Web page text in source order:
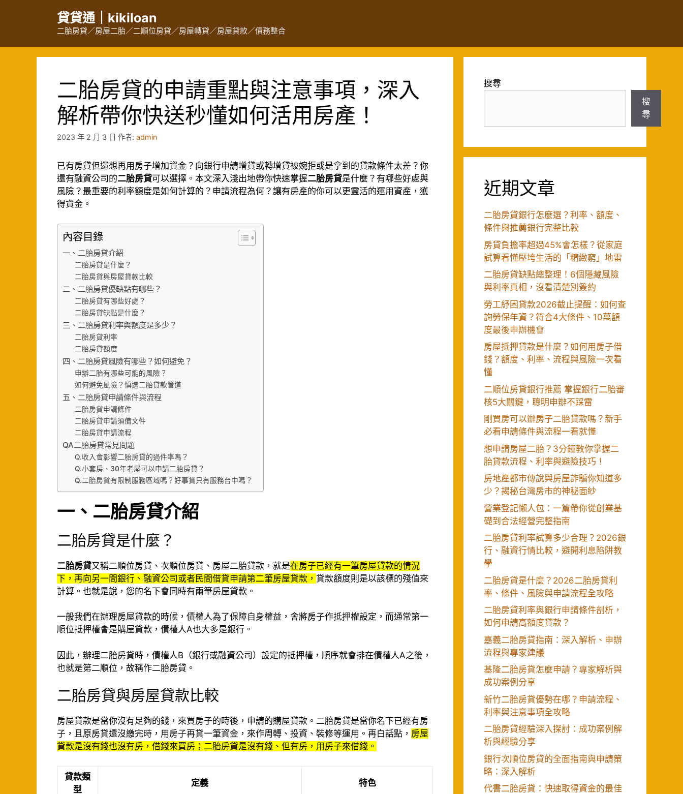
貸貸通｜kikiloan
二胎房貸／房屋二胎／二順位房貸／房屋轉貸／房屋貸款／債務整合
二胎房貸的申請重點與注意事項，深入
解析帶你快送秒懂如何活用房產！
2023 年 2 月 3 日 作者: admin
已有房貸但還想再用房子增加資金？向銀行申請增貸或轉增貸被婉拒或是拿到的貸款條件太差？你
還有融資公司的二胎房貸可以選擇。本文深入淺出地帶你快速掌握二胎房貸是什麼？有哪些好處與
風險？最重要的利率額度是如何計算的？申請流程為何？讓有房產的你可以更靈活的運用資產，獲
得資金。
內容目錄
一、二胎房貸介紹
二胎房貸是什麼？
二胎房貸與房屋貸款比較
二、二胎房貸優缺點有哪些？
二胎房貸有哪些好處？
二胎房貸缺點是什麼？
三、二胎房貸利率與額度是多少？
二胎房貸利率
二胎房貸額度
四、二胎房貸風險有哪些？如何避免？
申辦二胎有哪些可能的風險？
如何避免風險？慎選二胎貸款管道
五、二胎房貸申請條件與流程
二胎房貸申請條件
二胎房貸申請須備文件
二胎房貸申請流程
QA二胎房貸常見問題
Q.收入會影響二胎房貸的過件率嗎？
Q.小套房、30年老屋可以申請二胎房貸？
Q.二胎房貸有限制服務區域嗎？好事貸只有服務台中嗎？
一、二胎房貸介紹
二胎房貸是什麼？
二胎房貸又稱二順位房貸、次順位房貸、房屋二胎貸款，就是在房子已經有一筆房屋貸款的情況
下，再向另一間銀行、融資公司或者民間借貸申請第二筆房屋貸款， 貸款額度則是以該標的殘值來
計算。也就是說，您的名下會同時有兩筆房屋貸款。
一般我們在辦理房屋貸款的時候，債權人為了保障自身權益，會將房子作抵押權設定，而通常第一
順位抵押權會是購屋貸款，債權人A也大多是銀行。
因此，辦理二胎房貸時，債權人B（銀行或融資公司）設定的抵押權，順序就會排在債權人A之後，
也就是第二順位，故稱作二胎房貸。
二胎房貸與房屋貸款比較
房屋貸款是當你沒有足夠的錢，來買房子的時後，申請的購屋貸款。二胎房貸是當你名下已經有房
子，且原房貸還沒繳完時，用房子再貸一筆資金，來作周轉、投資、裝修等運用。再白話點， 房屋
貸款是沒有錢也沒有房，借錢來買房；二胎房貸是沒有錢、但有房，用房子來借錢。
貸款類
型
定義 特色
搜尋
搜
尋
近期文章
二胎房貸銀行怎麼選？利率、額度、
條件與推薦銀行完整比較
房貸負擔率超過45%會怎樣？從家庭
試算看懂壓垮生活的「精緻窮」地雷
二胎房貸缺點總整理！6個隱藏風險
與利率真相，沒看清楚別簽約
勞工紓困貸款2026截止提醒：如何查
詢勞保年資？符合4大條件、10萬額
度最後申辦機會
房屋抵押貸款是什麼？如何用房子借
錢？額度、利率、流程與風險一次看
懂
二順位房貸銀行推薦 掌握銀行二胎審
核5大關鍵，聰明申辦不踩雷
剛買房可以辦房子二胎貸款嗎？新手
必看申請條件與流程一看就懂
想申請房屋二胎？3分鐘教你掌握二
胎貸款流程、利率與避險技巧！
房地產都市傳說與房屋詐騙你知道多
少？揭秘台灣房市的神秘面紗
營業登記懶人包：一篇帶你從創業基
礎到合法經營完整指南
二胎房貸利率試算多少合理？2026銀
行、融資行情比較，避開利息陷阱教
學
二胎房貸是什麼？2026二胎房貸利
率、條件、風險與申請流程全攻略
二胎房貸利率與銀行申請條件剖析，
如何申請高額度貸款？
嘉義二胎房貸指南：深入解析、申辦
流程與專家建議
基隆二胎房貸怎麼申請？專家解析與
成功案例分享
新竹二胎房貸優勢在哪？申請流程、
利率與注意事項全攻略
二胎房貸經驗深入探討：成功案例解
析與經驗分享
銀行次順位房貸的全面指南與申請策
略：深入解析
代書二胎房貸：快速取得資金的最佳